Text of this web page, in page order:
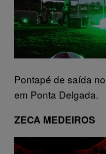
Pontapé de saída
em Ponta Delgada.
ZECA MEDEIROS